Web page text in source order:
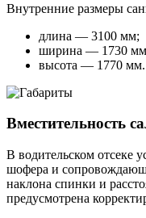
Внутренние размеры
длина — 3100 мм;
ширина — 1730
высота — 1770 мм.
Вместительность
В водительском отсеке
шофера и
наклона спинки и
предусмотрена